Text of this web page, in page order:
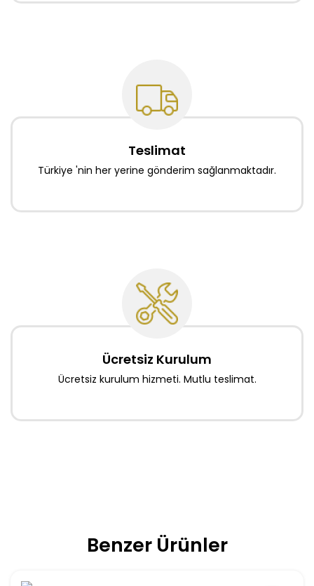
Teslimat
Türkiye 'nin her yerine gönderim sağlanmaktadır.
Ücretsiz Kurulum
Ücretsiz kurulum hizmeti. Mutlu teslimat.
Benzer Ürünler